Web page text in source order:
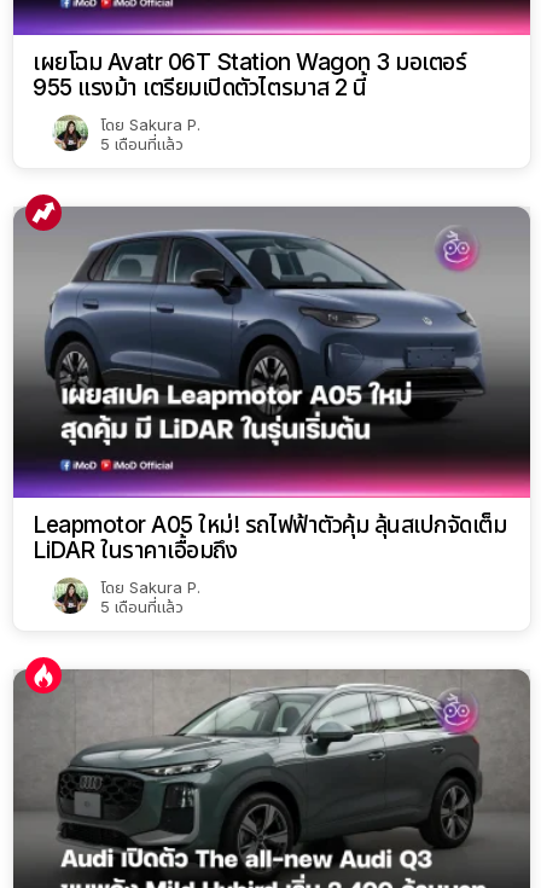
เผยโฉม Avatr 06T Station Wagon 3 มอเตอร์
955 แรงม้า เตรียมเปิดตัวไตรมาส 2 นี้
โดย Sakura P.
5 เดือนที่แล้ว
Leapmotor A05 ใหม่! รถไฟฟ้าตัวคุ้ม ลุ้นสเปกจัดเต็ม
LiDAR ในราคาเอื้อมถึง
โดย Sakura P.
5 เดือนที่แล้ว